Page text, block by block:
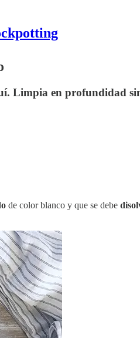
Limpia en profundidad
de color blanco y que se debe